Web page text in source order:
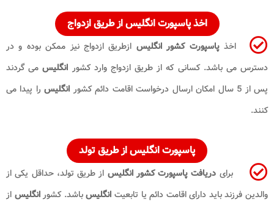
اخذ پاسپورت انگلیس از طریق ازدواج
اخذپاسپورت کشور انگلیس ازطریق ازدواج نیز ممکن بوده و در
دسترس می باشد. کسانی که از طریق ازدواج وارد کشور انگلیسمی گردند
پس از 5 سال امکان ارسال درخواست اقامت دائم کشور
انگلیسرا پیدا می
کنند.
پاسپورت انگلیس از طریق تولد
برای دریافت پاسپورت کشور انگلیس از طریق تولد، حداقل یکی از
والدین فرزند باید دارای اقامت دائم یا تابعیت انگلیسباشد. کشورانگلیس از